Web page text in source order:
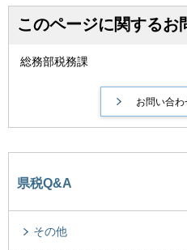
このページに関するお
総務部税務課
県税Q&A
その他